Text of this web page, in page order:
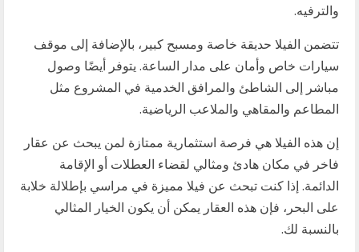
والترفيه.
تتضمن الفيلا حديقة خاصة ومسبح كبير، بالإضافة إلى موقف
سيارات خاص وأمان على مدار الساعة. يتوفر أيضًا وصول
مباشر إلى الشاطئ والمرافق الخدمية في المشروع مثل
المطاعم والمقاهي والملاعب الرياضية.
إن هذه الفيلا هي فرصة استثمارية ممتازة لمن يبحث عن عقار
فاخر في مكان هادئ ومثالي لقضاء العطلات أو الإقامة
الدائمة. إذا كنت تبحث عن فيلا مميزة في مراسي بإطلالة خلابة
على البحر، فإن هذه العقار يمكن أن يكون الخيار المثالي
بالنسبة لك.